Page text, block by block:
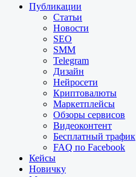
Публикации
Статьи
Новости
SEO
SMM
Telegram
Дизайн
Нейросети
Криптовалюты
Маркетплейсы
Обзоры сервисов
Видеоконтент
Бесплатный трафик
FAQ по Facebook
Кейсы
Новичку